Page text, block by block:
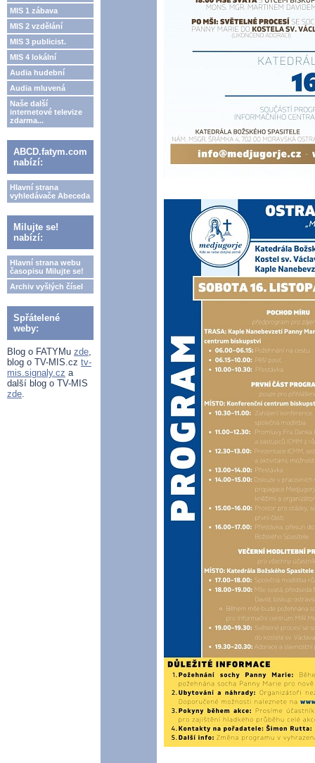
MIS 1 zábava
MIS 2 vzdělání
MIS 3 publicist.
MIS 4 lokální
Audia hudební
Audia mluvená
Naše další
internetové televize
zdarma...
ABCD.fatym.com
nabízí:
Hlavní strana
vyhledávače Abeceda
Milujte se!
nabízí:
Hlavní strana webu
časopisu Milujte se!
Archiv vyšlých čísel
Spřátelené
weby:
Blog o FATYMu zde,
blog o TV-MIS.cz tv-
mis.signaly.cz a
další blog o TV-MIS
zde.